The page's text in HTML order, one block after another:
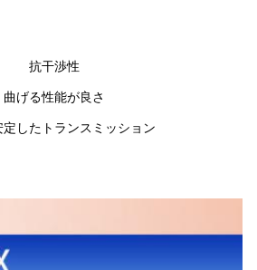
抗干渉性
曲げる性能が良さ
定したトランスミッション